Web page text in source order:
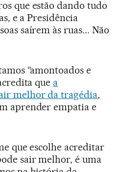
que estão dando tudo
e a Presidência
saírem às ruas... Não
“amontoados e
que a
melhor da tragédia,
aprender empatia e
que escolhe acreditar
sair melhor, é uma